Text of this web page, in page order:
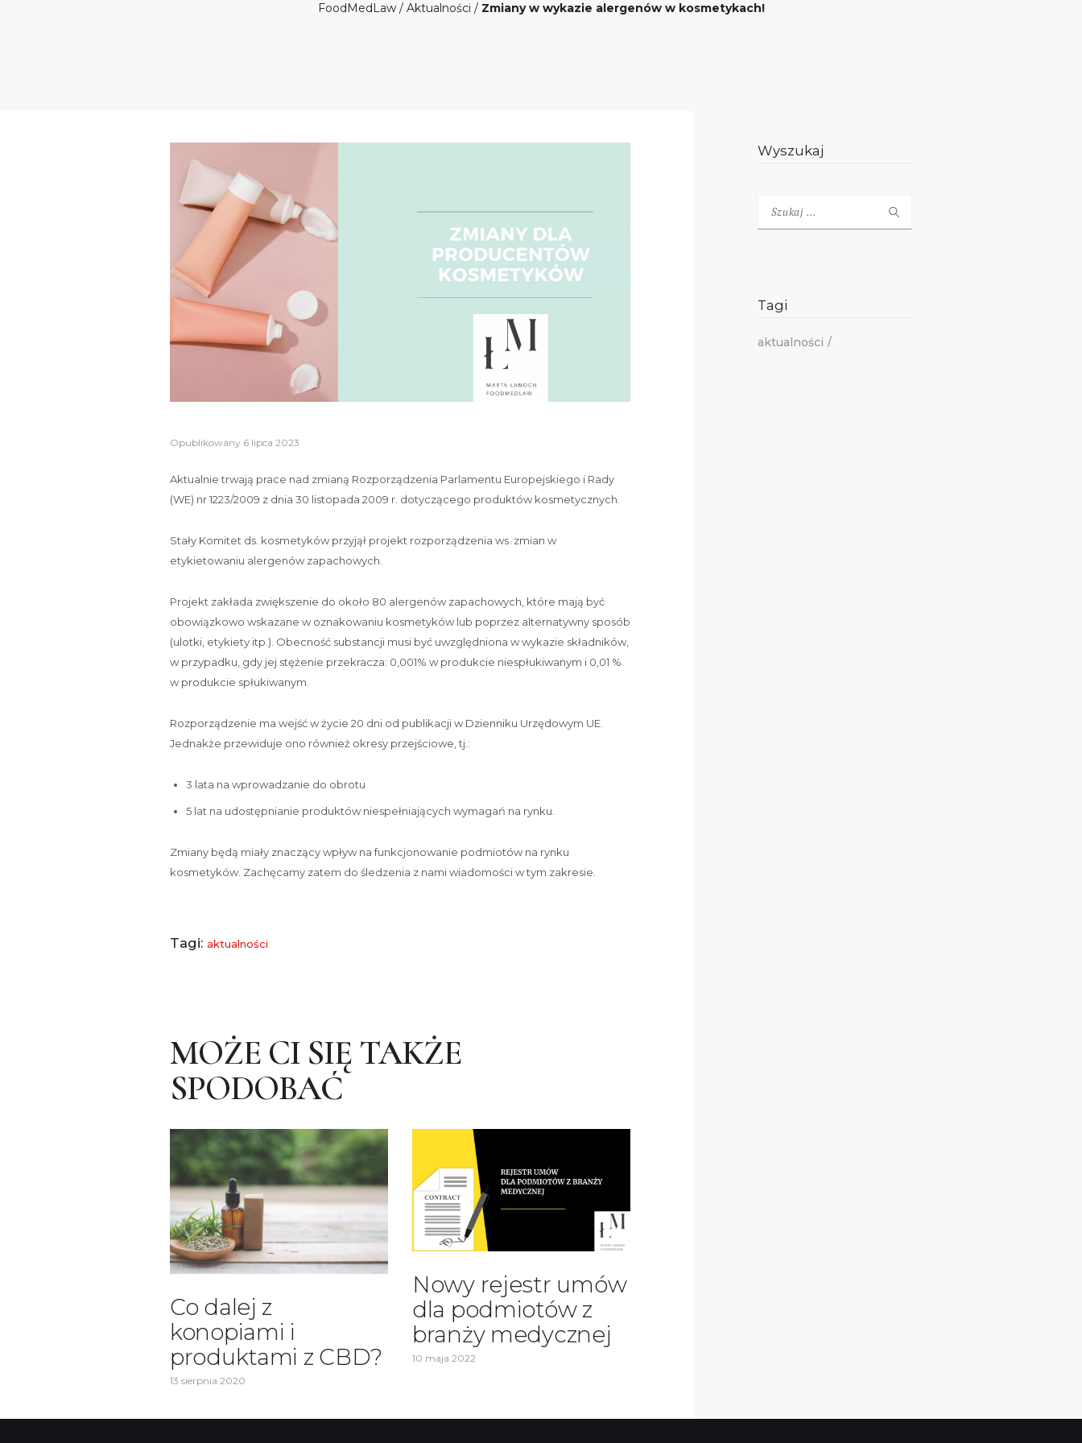
FoodMedLaw/ Aktualności / Zmiany w wykazie alergenów w kosmetykach!
Opublikowany 6 lipca 2023
Aktualnie trwają prace nad zmianą Rozporządzenia Parlamentu Europejskiego i Rady
(WE) nr 1223/2009 z dnia 30 listopada 2009 r. dotyczącego produktów kosmetycznych.
Stały Komitet ds. kosmetyków przyjął projekt rozporządzenia ws. zmian w
etykietowaniu alergenów zapachowych.
Projekt zakłada zwiększenie do około 80 alergenów zapachowych, które mają być
obowiązkowo wskazane w oznakowaniu kosmetyków lub poprzez alternatywny sposób
(ulotki, etykiety itp.). Obecność substancji musi być uwzględniona w wykazie składników,
w przypadku, gdy jej stężenie przekracza: 0,001% w produkcie niespłukiwanym i 0,01 %
w produkcie spłukiwanym.
Rozporządzenie ma wejść w życie 20 dni od publikacji w Dzienniku Urzędowym UE.
Jednakże przewiduje ono również okresy przejściowe, tj.:
3 lata na wprowadzanie do obrotu
5 lat na udostępnianie produktów niespełniających wymagań na rynku.
Zmiany będą miały znaczący wpływ na funkcjonowanie podmiotów na rynku
kosmetyków. Zachęcamy zatem do śledzenia z nami wiadomości w tym zakresie.
Tagi: aktualności
MOŻE CI SIĘ TAKŻE
SPODOBAĆ
Co dalej z
konopiami i
produktami z CBD?
13 sierpnia 2020
Nowy rejestr umów
dla podmiotów z
branży medycznej
10 maja 2022
Wyszukaj
Tagi
aktualności